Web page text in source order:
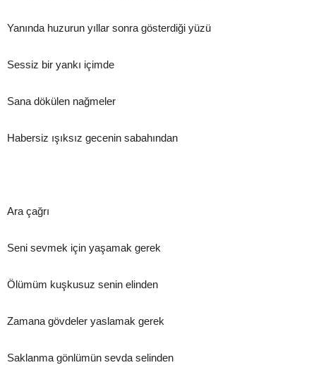
Yanında huzurun yıllar sonra gösterdiği yüzü
Sessiz bir yankı içimde
Sana dökülen nağmeler
Habersiz ışıksız gecenin sabahından
Ara çağrı
Seni sevmek için yaşamak gerek
Ölümüm kuşkusuz senin elinden
Zamana gövdeler yaslamak gerek
Saklanma gönlümün sevda selinden